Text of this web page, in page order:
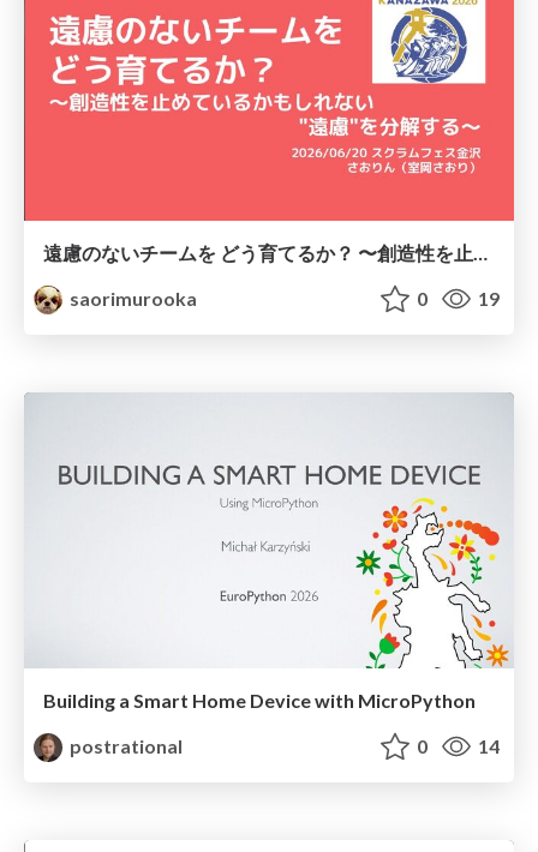
遠慮のないチームを どう育てるか？ 〜創造性を止めているかもしれない "遠慮"を分解する〜@スクフェス金沢
saorimurooka
0 19
Building a Smart Home Device with MicroPython
postrational
0 14